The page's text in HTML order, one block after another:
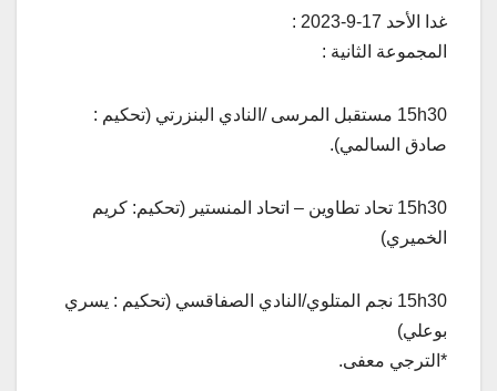
غدا الأحد 17-9-2023 :
المجموعة الثانية :
15h30 مستقبل المرسى /النادي البنزرتي (تحكيم :
صادق السالمي).
15h30 تحاد تطاوين – اتحاد المنستير (تحكيم: كريم
الخميري)
15h30 نجم المتلوي/النادي الصفاقسي (تحكيم : يسري
بوعلي)
*الترجي معفى.